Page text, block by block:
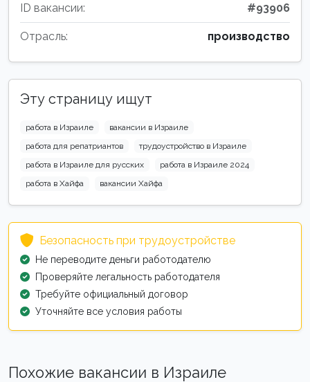
ID вакансии: #93906
Отрасль: производство
Эту страницу ищут
работа в Израиле
вакансии в Израиле
работа для репатриантов
трудоустройство в Израиле
работа в Израиле для русских
работа в Израиле 2024
работа в Хайфа
вакансии Хайфа
Безопасность при трудоустройстве
Не переводите деньги работодателю
Проверяйте легальность работодателя
Требуйте официальный договор
Уточняйте все условия работы
Похожие вакансии в Израиле